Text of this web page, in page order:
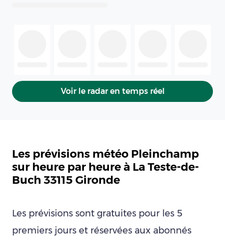
Voir le radar en temps réel
Les prévisions météo Pleinchamp
sur heure par heure à La Teste-de-
Buch 33115 Gironde
Les prévisions sont gratuites pour les 5
premiers jours et réservées aux abonnés